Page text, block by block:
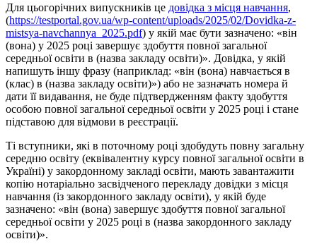
Для цьогорічних випускників це довідка з місця навчання,
(https://testportal.gov.ua/wp-content/uploads/2025/02/Dovidka-z-
mistsya-navchannya_2025.pdf) у якій має бути зазначено: «він
(вона) у 2025 році завершує здобуття повної загальної
середньої освіти в (назва закладу освіти)». Довідка, у якій
напишуть іншу фразу (наприклад: «він (вона) навчається в
(клас) в (назва закладу освіти)») або не зазначать номера й
дати її видавання, не буде підтвердженням факту здобуття
особою повної загальної середньої освіти у 2025 році і стане
підставою для відмови в реєстрації.
Ті вступники, які в поточному році здобудуть повну загальну
середню освіту (еквівалентну курсу повної загальної освіти в
Україні) у закордонному закладі освіти, мають завантажити
копію нотаріально засвідченого перекладу довідки з місця
навчання (із закордонного закладу освіти), у якій буде
зазначено: «він (вона) завершує здобуття повної загальної
середньої освіти у 2025 році в (назва закордонного закладу
освіти)».